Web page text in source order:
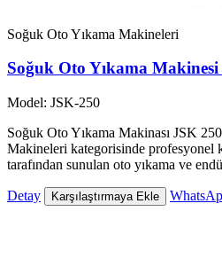
Soğuk Oto Yıkama Makineleri
Soğuk Oto Yıkama
Model: JSK-250
Soğuk Oto Yıkama Makinası JSK
Makineleri kategorisinde profesyonel
tarafından sunulan oto yıkama ve
Detay Karşılaştırmaya Ekle